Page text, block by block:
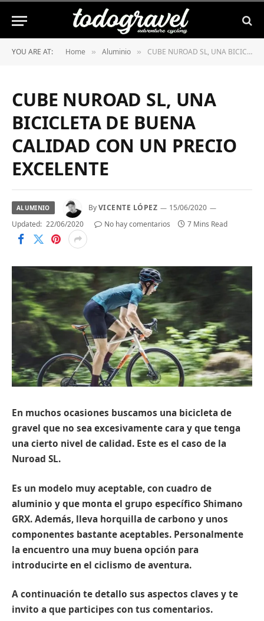
YOU ARE AT: Home » Aluminio » CUBE NUROAD SL, UNA BICICLETA DE BUENA CALIDAD CON UN PRECIO EXCELENTE
CUBE NUROAD SL, UNA
BICICLETA DE BUENA
CALIDAD CON UN PRECIO
EXCELENTE
ALUMINIO ByVICENTE LÓPEZ
15/06/2020
Updated: 22/06/2020 No hay comentarios 7 Mins Read
En muchos ocasiones buscamos una bicicleta de
gravel que no sea excesivamente cara y que tenga
una cierto nivel de calidad. Este es el caso de la
Nuroad SL.
Es un modelo muy aceptable, con cuadro de
aluminio y que monta el grupo específico Shimano
GRX. Además, lleva horquilla de carbono y unos
componentes bastante aceptables. Personalmente
la encuentro una muy buena opción para
introducirte en el ciclismo de aventura.
A continuación te detallo sus aspectos claves y te
invito a que participes con tus comentarios.